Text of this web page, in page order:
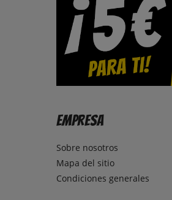
Empresa
Sobre nosotros
Mapa del sitio
Condiciones generales